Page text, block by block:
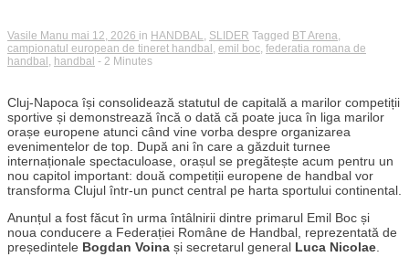
Vasile Manu mai 12, 2026 in HANDBAL SLIDER Tagged BT Arena
campionatul european de tineret handbal emil boc federatia romana de
handbal handbal - 2 Minutes
Cluj-Napoca își consolidează statutul de capitală a marilor competiții
sportive și demonstrează încă o dată că poate juca în liga marilor
orașe europene atunci când vine vorba despre organizarea
evenimentelor de top. După ani în care a găzduit turnee
internaționale spectaculoase, orașul se pregătește acum pentru un
nou capitol important: două competiții europene de handbal vor
transforma Clujul într-un punct central pe harta sportului continental.
Anunțul a fost făcut în urma întâlnirii dintre primarul Emil Boc și
noua conducere a Federației Române de Handbal, reprezentată de
președintele Bogdan Voina și secretarul general Luca Nicolae